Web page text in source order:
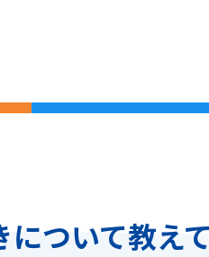
ついて教え